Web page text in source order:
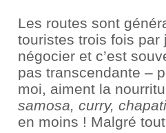
Les routes sont
touristes trois fois par
négocier et c’est
pas transcendante –
moi, aiment la
samosa, curry, chapati
en moins ! Malgré